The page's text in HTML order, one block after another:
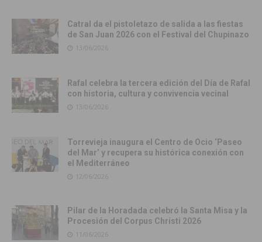
Catral da el pistoletazo de salida a las fiestas
de San Juan 2026 con el Festival del Chupinazo
13/06/2026
Rafal celebra la tercera edición del Día de Rafal
con historia, cultura y convivencia vecinal
13/06/2026
Torrevieja inaugura el Centro de Ocio ‘Paseo
del Mar’ y recupera su histórica conexión con
el Mediterráneo
12/06/2026
Pilar de la Horadada celebró la Santa Misa y la
Procesión del Corpus Christi 2026
11/06/2026